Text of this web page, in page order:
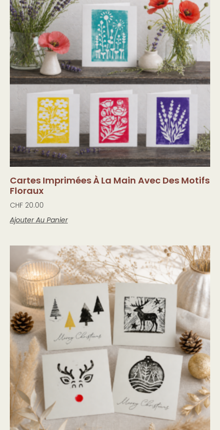
Cartes Imprimées À La Main Avec Des Motifs
Floraux
CHF 20.00
Ajouter Au Panier